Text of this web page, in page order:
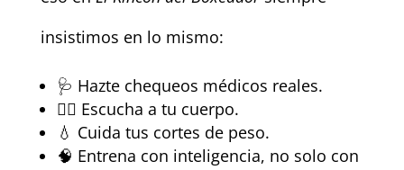
insistimos en lo mismo:
🩺 Hazte chequeos médicos reales.
🧘‍♂️ Escucha a tu cuerpo.
💧 Cuida tus cortes de peso.
🧠 Entrena con inteligencia, no solo con